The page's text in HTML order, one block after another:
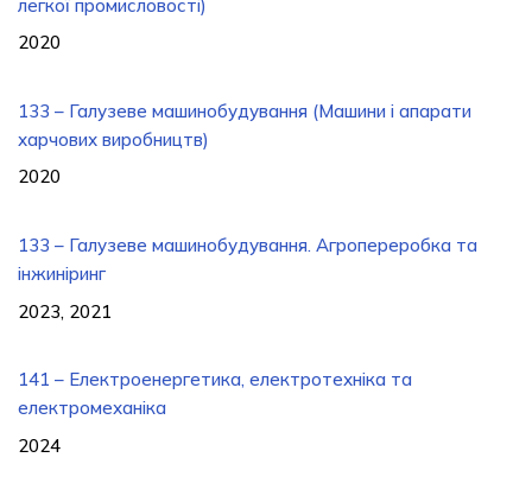
легкої промисловості)
2020
133 – Галузеве машинобудування (Машини і апарати
харчових виробництв)
2020
133 – Галузеве машинобудування. Агропереробка та
інжиніринг
2023, 2021
141 – Електроенергетика, електротехніка та
електромеханіка
2024